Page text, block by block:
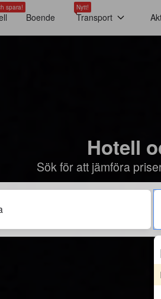
spara!
Boende
Nytt!
Transport
Hotell
Sök för att jämföra